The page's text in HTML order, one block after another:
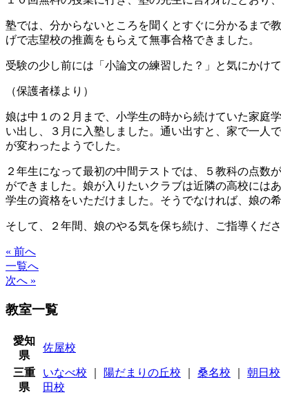
塾では、分からないところを聞くとすぐに分かるまで
げで志望校の推薦をもらえて無事合格できました。
受験の少し前には「小論文の練習した？」と気にかけ
（保護者様より）
娘は中１の２月まで、小学生の時から続けていた家庭
い出し、３月に入塾しました。通い出すと、家で一人
が変わったようでした。
２年生になって最初の中間テストでは、５教科の点数
ができました。娘が入りたいクラブは近隣の高校には
学生の資格をいただけました。そうでなければ、娘の
そして、２年間、娘のやる気を保ち続け、ご指導くだ
« 前へ
一覧へ
次へ »
教室一覧
愛知
県
佐屋校
三重
県
いなべ校 陽だまりの丘校 桑名校 朝日校
田校